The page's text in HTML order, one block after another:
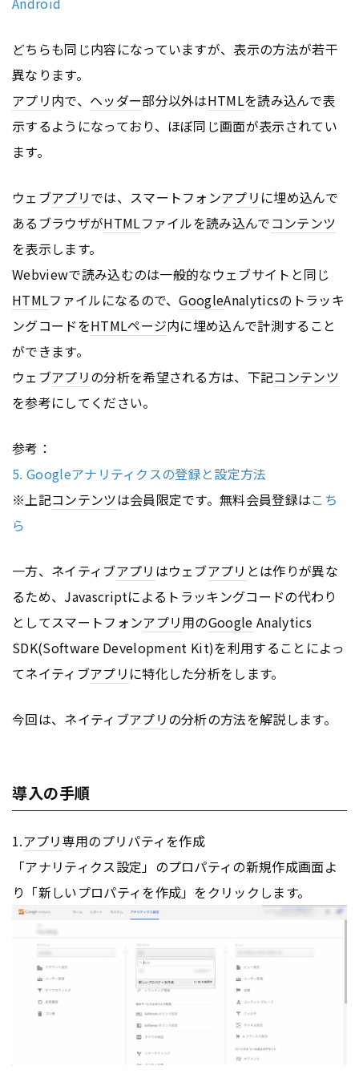
どちらも同じ内容になっていますが、表示の方法が若干
異なります。
アプリ内で、 ヘッダー部分以外はHTMLを読み込んで表
示するようになっており、ほぼ同じ画面が表示されてい
ます。
ウェブアプリでは、スマートフォンアプリ に埋め込んで
あるブラウザがHTMLファイルを読み込んでコンテンツ
を表示します。
Webviewで読み込むのは一般的なウェブサイトと同じ
HTMLファイルになるので、GoogleAnalyticsのトラッキ
ングコードをHTMLページ内に埋め込んで計測すること
ができます。
ウェブアプリの分析を希望される方は、下記コンテンツ
を参考にしてください。
参考：
5. Googleアナリティクスの登録と設定方法
※上記コンテンツは会員限定です。無料会員登録はこち
ら
一方、ネイティブアプリ はウェブアプリ とは作りが異な
るため、Javascriptによるトラッキングコードの代わり
としてスマートフォンアプリ用のGoogle Analytics
SDK(Software Development Kit)を利用することによっ
てネイティブアプリ に特化した分析をします。
今回は、ネイティブアプリの分析の方法を解説します。
導入の手順
1.アプリ専用のプリパティを作成
「アナリティクス設定」のプロパティの新規作成画面よ
り「新しいプロパティを作成」をクリックします。